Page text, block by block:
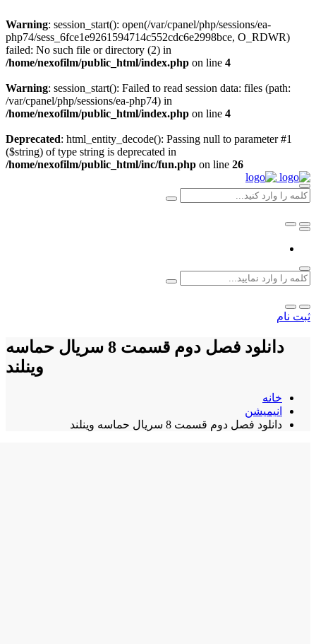
Warning: session_start(): open(/var/cpanel/php/sessions/ea-
php74/sess_6fce1e9261594714c552cdc6e2998bce, O_RDWR)
failed: No such file or directory (2) in
/home/nexofilm/public_html/index.php on line 4
Warning: session_start(): Failed to read session data: files (path:
/var/cpanel/php/sessions/ea-php74) in
/home/nexofilm/public_html/index.php on line 4
Deprecated: html_entity_decode(): Passing null to parameter #1
($string) of type string is deprecated in
/home/nexofilm/public_html/inc/fun.php on line 26
ثبت نام
دانلود فصل دوم قسمت 8 سریال حماسه
وینلند
خانه
انیمیشن
دانلود فصل دوم قسمت 8 سریال حماسه وینلند